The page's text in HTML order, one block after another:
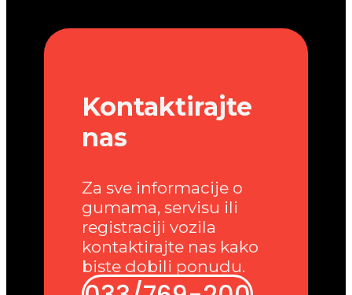
Kontaktirajte
nas
Za sve informacije o
gumama, servisu ili
registraciji vozila
kontaktirajte nas kako
biste dobili ponudu.